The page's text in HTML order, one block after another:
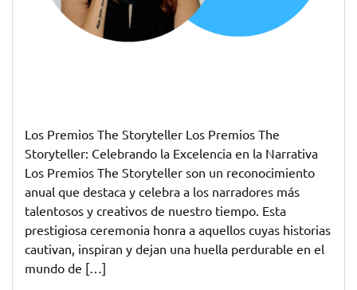
Los Premios The Storyteller Los Premios The
Storyteller: Celebrando la Excelencia en la Narrativa
Los Premios The Storyteller son un reconocimiento
anual que destaca y celebra a los narradores más
talentosos y creativos de nuestro tiempo. Esta
prestigiosa ceremonia honra a aquellos cuyas historias
cautivan, inspiran y dejan una huella perdurable en el
mundo de […]